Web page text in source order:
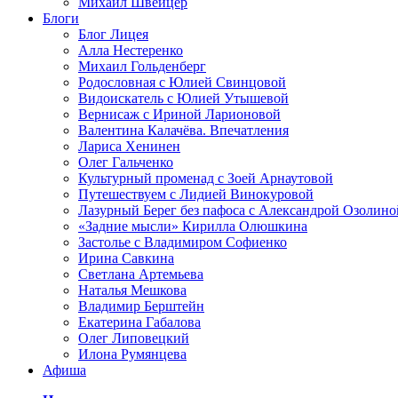
Блоги
Блог Лицея
Алла Нестеренко
Михаил Гольденберг
Родословная с Юлией Свинцовой
Видоискатель с Юлией Утышевой
Вернисаж с Ириной Ларионовой
Валентина Калачёва. Впечатления
Лариса Хенинен
Олег Гальченко
Культурный променад с Зоей Арнаутовой
Путешествуем с Лидией Винокуровой
Лазурный Берег без пафоса с Александрой
«Задние мысли» Кирилла Олюшкина
Застолье с Владимиром Софиенко
Ирина Савкина
Светлана Артемьева
Наталья Мешкова
Владимир Берштейн
Екатерина Габалова
Олег Липовецкий
Илона Румянцева
Афиша